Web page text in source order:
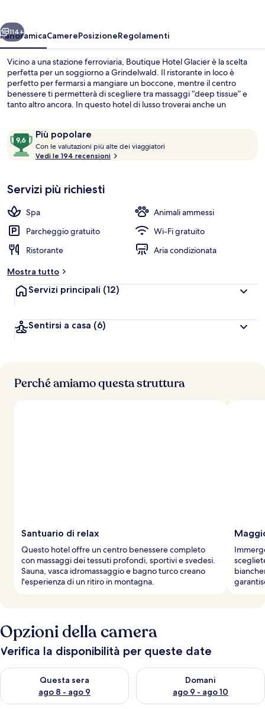
Avanti
114+
PanoramicaCamerePosizioneRegolamenti
Vicino a una stazione ferroviaria, Boutique Hotel Glacier è la scelta
perfetta per un soggiorno a Grindelwald. Il ristorante in loco è
perfetto per fermarsi a mangiare un boccone, mentre il centro
benessere ti permetterà di scegliere tra massaggi “deep tissue” e
tanto altro ancora. In questo hotel di lusso troverai anche un
RecensioniPiù popolare
9,6
su
10,
popolare
Con le valutazioni più alte dei viaggiatori
a
u
z
a
a
t
o
Vedi le 194 recensioni
Servizi più richiesti
Spa
Animali ammessi
Parcheggio gratuito
Wi-Fi gratuito
Ristorante
Aria condizionata
Mostra tutto
Servizi principali (12)
Sentirsi a casa (6)
Perché amiamo questa struttura
Santuario di relax
Questo hotel offre un centro benessere completo
con massaggi dei tessuti profondi, sportivi e svedesi.
Sauna, vasca idromassaggio e bagno turco creano
l'esperienza di un ritiro in montagna.
Opzioni della camera
Verifica la disponibilità per queste date
Questa sera
ago 8 - ago 9
Verifica la disponibilità per questa sera, ago 8 - ago 9
Domani
ago 9 - ago 10
Verifica la disponibilità per